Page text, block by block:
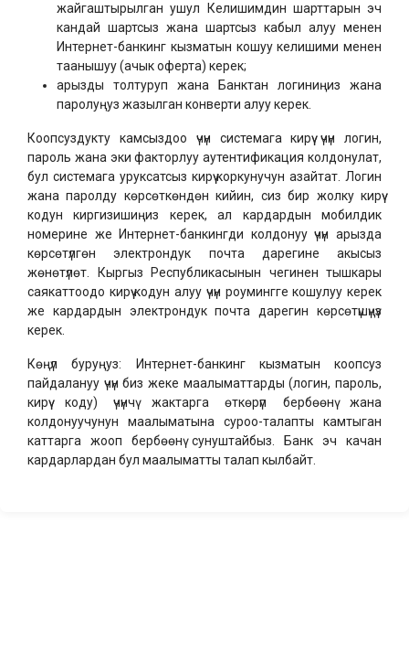
жайгаштырылган ушул Келишимдин шарттарын эч
кандай шартсыз жана шартсыз кабыл алуу менен
Интернет-банкинг кызматын кошуу келишими менен
таанышуу (ачык оферта) керек;
арызды толтуруп жана Банктан логиниңиз жана
паролуңуз жазылган конверти алуу керек.
Коопсуздукту камсыздоо үчүн системага кирүү үчүн логин,
пароль жана эки факторлуу аутентификация колдонулат,
бул системага уруксатсыз кирүү коркунучун азайтат. Логин
жана паролду көрсөткөндөн кийин, сиз бир жолку кирүү
кодун киргизишиңиз керек, ал кардардын мобилдик
номерине же Интернет-банкингди колдонуу үчүн арызда
көрсөтүлгөн электрондук почта дарегине акысыз
жөнөтүлөт. Кыргыз Республикасынын чегинен тышкары
саякаттоодо кирүү кодун алуу үчүн роумингге кошулуу керек
же кардардын электрондук почта дарегин көрсөтүшүңүз
керек.
Көңүл буруңуз: Интернет-банкинг кызматын коопсуз
пайдалануу үчүн биз жеке маалыматтарды (логин, пароль,
кирүү коду) үчүнчү жактарга өткөрүп бербөөнү жана
колдонуучунун маалыматына суроо-талапты камтыган
каттарга жооп бербөөнү сунуштайбыз. Банк эч качан
кардарлардан бул маалыматты талап кылбайт.